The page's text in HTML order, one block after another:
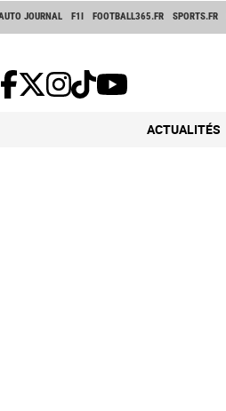
JOURNAL F1I FOOTBALL365.FR SPORTS.FR
ACTUALITÉS